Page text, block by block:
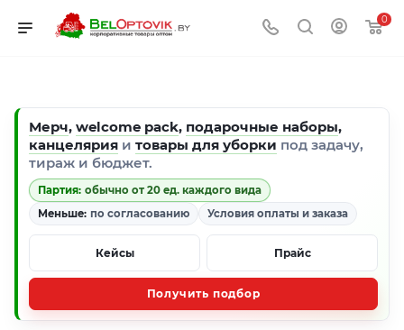
0
Мерч, welcome pack, подарочные наборы,
канцелярия и товары для уборки под задачу,
тираж и бюджет.
Партия: обычно от 20 ед. каждого вида
Меньше: по согласованию Условия оплаты и заказа
Кейсы Прайс
Получить подбор